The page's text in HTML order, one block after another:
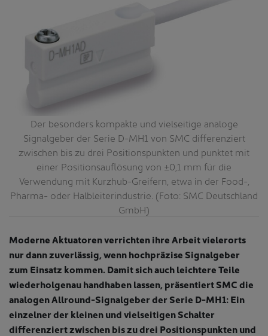
Der besonders kompakte und vielseitige analoge
Signalgeber der Serie D-MH1 von SMC differenziert
zwischen bis zu drei Positionspunkten und punktet mit
einer Positionsauflösung von ±0,1 mm für die
Verwendung mit Kurzhub-Greifern, etwa in der Food-,
Pharma- oder Halbleiterindustrie. (Foto: SMC Deutschland
GmbH)
Moderne Aktuatoren verrichten ihre Arbeit vielerorts
nur dann zuverlässig, wenn hochpräzise Signalgeber
zum Einsatz kommen. Damit sich auch leichtere Teile
wiederholgenau handhaben lassen, präsentiert SMC die
analogen Allround-Signalgeber der Serie D-MH1: Ein
einzelner der kleinen und vielseitigen Schalter
differenziert zwischen bis zu drei Positionspunkten und